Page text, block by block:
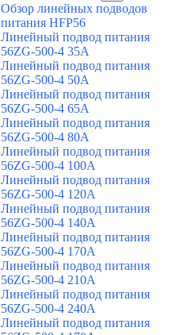
Обзор линейных подводов
питания HFP56
Линейный подвод питания
56ZG-500-4 35A
Линейный подвод питания
56ZG-500-4 50A
Линейный подвод питания
56ZG-500-4 65A
Линейный подвод питания
56ZG-500-4 80A
Линейный подвод питания
56ZG-500-4 100A
Линейный подвод питания
56ZG-500-4 120A
Линейный подвод питания
56ZG-500-4 140A
Линейный подвод питания
56ZG-500-4 170A
Линейный подвод питания
56ZG-500-4 210A
Линейный подвод питания
56ZG-500-4 240A
Линейный подвод питания